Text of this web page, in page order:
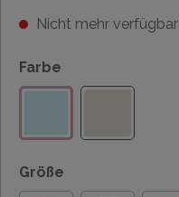
Nicht mehr verfügbar
Farbe
Größe